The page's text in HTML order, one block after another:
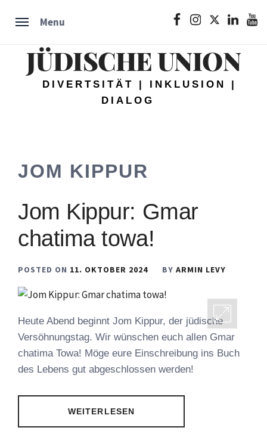
Menu
on
on
on
on
LinkedIn
on
JÜDISCHE UNION
DIVERTSITÄT | INKLUSION |
DIALOG
JOM KIPPUR
Jom Kippur: Gmar
chatima towa!
POSTED ON 11. OKTOBER 2024 BY ARMIN LEVY
Heute Abend beginnt Jom Kippur, der jüdische
Versöhnungstag. Wir wünschen euch allen Gmar
chatima Towa! Möge eure Einschreibung ins Buch
des Lebens gut abgeschlossen werden!
WEITERLESEN